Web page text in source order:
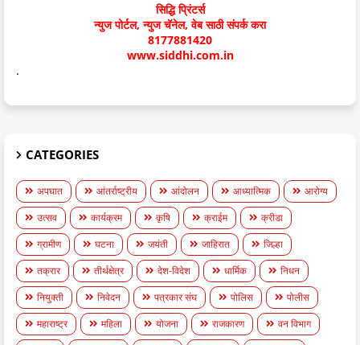
सिद्धि प्रिंटर्स
न्युज पोर्टल, न्युज चॅनेल, वेब साठी संपर्क करा
8177881420
www.siddhi.com.in
.
CATEGORIES
अपघात आंतर्राष्ट्रीय आंदोलन आध्यात्मिक
आरोग्य
उत्सव
कार्यक्रम कृषि क्राईम
क्रीडा
ग्रामीण
घटना जयंती जाहिरात
जिल्हा
तक्रार
तीर्थक्षेत्र देश-विदेश धार्मिक
निधन
नियुक्ती
निवेदन पत्रकार संघ पोलिस
पोलीस
महाराष्ट्र
महिला योजना राजकारण
वन विभाग